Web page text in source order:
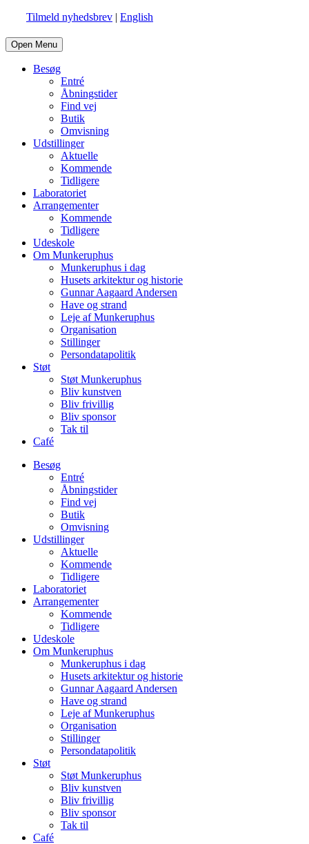
Tilmeld nyhedsbrev | English
Open Menu
Besøg
Entré
Åbningstider
Find vej
Butik
Omvisning
Udstillinger
Aktuelle
Kommende
Tidligere
Laboratoriet
Arrangementer
Kommende
Tidligere
Udeskole
Om Munkeruphus
Munkeruphus i dag
Husets arkitektur og historie
Gunnar Aagaard Andersen
Have og strand
Leje af Munkeruphus
Organisation
Stillinger
Persondatapolitik
Støt
Støt Munkeruphus
Bliv kunstven
Bliv frivillig
Bliv sponsor
Tak til
Café
Besøg
Entré
Åbningstider
Find vej
Butik
Omvisning
Udstillinger
Aktuelle
Kommende
Tidligere
Laboratoriet
Arrangementer
Kommende
Tidligere
Udeskole
Om Munkeruphus
Munkeruphus i dag
Husets arkitektur og historie
Gunnar Aagaard Andersen
Have og strand
Leje af Munkeruphus
Organisation
Stillinger
Persondatapolitik
Støt
Støt Munkeruphus
Bliv kunstven
Bliv frivillig
Bliv sponsor
Tak til
Café